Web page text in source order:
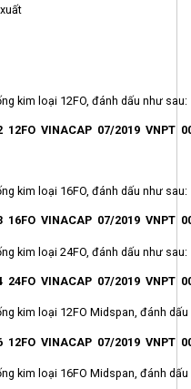
kim loại 12FO, đánh dấu như sau:
12FO VINACAP 07/2019 VNPT
kim loại 16FO, đánh dấu như sau:
16FO VINACAP 07/2019 VNPT
kim loại 24FO, đánh dấu như sau:
24FO VINACAP 07/2019 VNPT
kim loại 12FO Midspan, đánh dấu
12FO VINACAP 07/2019 VNPT
kim loại 16FO Midspan, đánh dấu